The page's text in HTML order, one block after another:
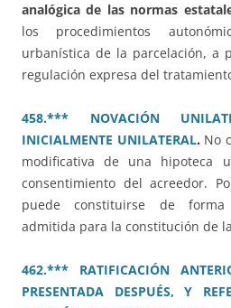
analógica de las normas
los procedimientos
urbanística de la parcelación, a
regulación expresa del
458.*** NOVACIÓN
INICIALMENTE UNILATERAL. No
modificativa de una hipoteca
consentimiento del acreedor.
puede constituirse de forma
admitida para la constitución de
462.*** RATIFICACIÓN
PRESENTADA DESPUÉS, Y